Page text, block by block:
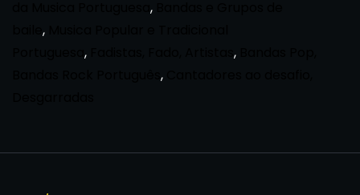
,
,
, ,
,